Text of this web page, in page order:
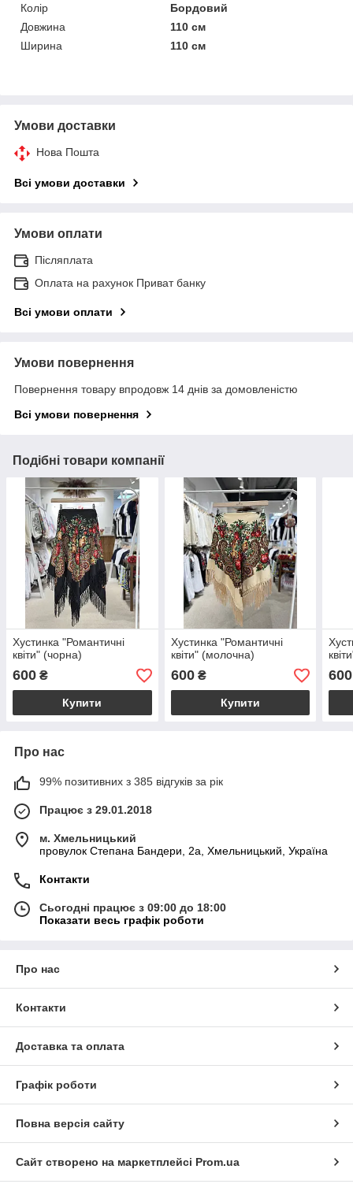
Колір
Бордовий
Довжина
110 см
Ширина
110 см
Умови доставки
Нова Пошта
Всі умови доставки
Умови оплати
Післяплата
Оплата на рахунок Приват банку
Всі умови оплати
Умови повернення
Повернення товару впродовж 14 днів за домовленістю
Всі умови повернення
Подібні товари компанії
Хустинка "Романтичні
квіти" (чорна)
600 ₴
Купити
Хустинка "Романтичні
квіти" (молочна)
600₴
Купити
600
Про нас
99% позитивних з 385 відгуків за рік
Працює з 29.01.2018
м. Хмельницький
провулок Степана Бандери, 2a, Хмельницький, Україна
Контакти
Сьогодні працює з 09:00 до 18:00
Показати весь графік роботи
Про нас
Контакти
Доставка та оплата
Графік роботи
Повна версія сайту
Сайт створено на маркетплейсі Prom.ua